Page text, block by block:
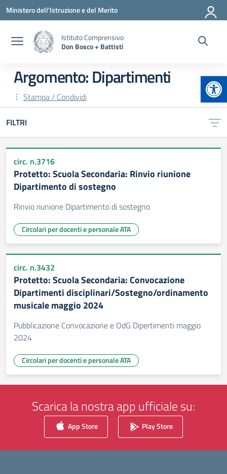
Vai ai contenuti
Vai al menu di navigazione
Vai al footer
Ministero dell'Istruzione e del Merito
Istituto Comprensivo
Don Bosco + Battisti
Argomento: Dipartimenti
Stampa / Condividi
FILTRI
circ. n.3716
Protetto: Scuola Secondaria: Rinvio riunione
Dipartimento di sostegno
Rinvio riunione Dipartimento di sostegno
Circolari per docenti e personale ATA
circ. n.3432
Protetto: Scuola Secondaria: Convocazione
Dipartimenti disciplinari/Sostegno/ordinamento
musicale maggio 2024
Pubblicazione Convocazione e OdG Dipertimenti maggio
2024
Circolari per docenti e personale ATA
Scarica la nostra app ufficiale su:
App Store Play Store